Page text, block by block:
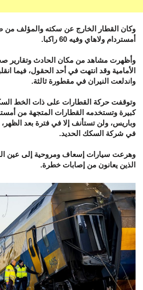
وكان القطار الخارج عن سكته والمؤلف من
أمستردام ولاهاي وفيه 60 راكبا.
وأظهرت مشاهد من مكان الحادث وتقارير
الأمامية وقد انتهت في أحد الحقول، فيما
واندلعت النيران في مقطورة ثالثة.
وتوقفت حركة القطارات على ذات الخط
كبيرة وتستخدمه القطارات المتجهة من
وباريس، ولن تستأنف إلا في فترة بعد
في شركة السكك الحديد.
وهرعت سيارات إسعاف ومروحية إلى عين
الذين يعانون من إصابات خطرة.